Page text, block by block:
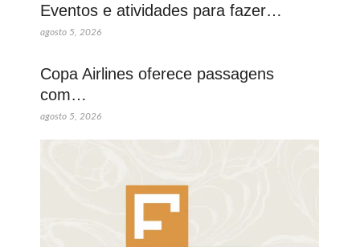
Eventos e atividades para fazer…
agosto 5, 2026
Copa Airlines oferece passagens
com…
agosto 5, 2026